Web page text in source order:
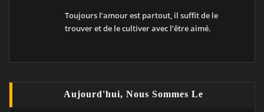
Toujours l’amour est partout, il suffit de le
trouver et de le cultiver avec l’être aimé.
Aujourd'hui, Nous Sommes Le